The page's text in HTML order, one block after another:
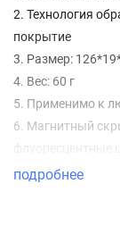
2. Технология
покрытие
3. Размер:
4. Вес: 60 г
5. Применимо к
6. Магнитный
подробнее